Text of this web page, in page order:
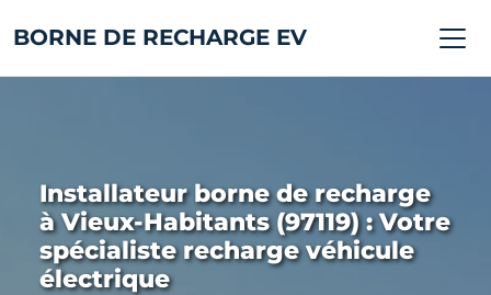
BORNE DE RECHARGE EV
Installateur borne de recharge
à Vieux-Habitants (97119) : Votre
spécialiste recharge véhicule
électrique